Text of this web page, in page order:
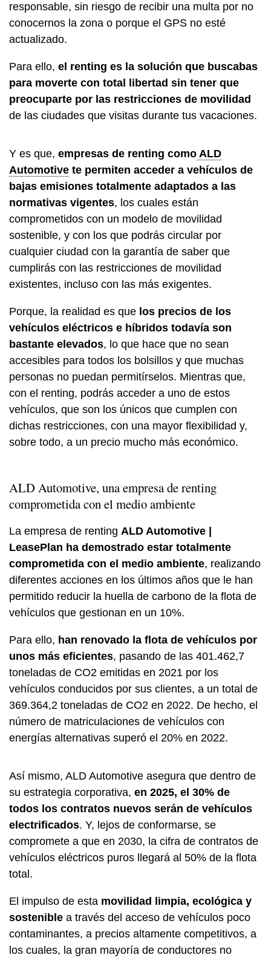
responsable, sin riesgo de recibir una multa por no
conocernos la zona o porque el GPS no esté
actualizado.
Para ello, el renting es la solución que buscabas
para moverte con total libertad sin tener que
preocuparte por las restricciones de movilidad
de las ciudades que visitas durante tus vacaciones.
Y es que, empresas de renting como ALD
Automotive te permiten acceder a vehículos de
bajas emisiones totalmente adaptados a las
normativas vigentes, los cuales están
comprometidos con un modelo de movilidad
sostenible, y con los que podrás circular por
cualquier ciudad con la garantía de saber que
cumplirás con las restricciones de movilidad
existentes, incluso con las más exigentes.
Porque, la realidad es que los precios de los
vehículos eléctricos e híbridos todavía son
bastante elevados, lo que hace que no sean
accesibles para todos los bolsillos y que muchas
personas no puedan permitírselos. Mientras que,
con el renting, podrás acceder a uno de estos
vehículos, que son los únicos que cumplen con
dichas restricciones, con una mayor flexibilidad y,
sobre todo, a un precio mucho más económico.
ALD Automotive, una empresa de renting
comprometida con el medio ambiente
La empresa de renting ALD Automotive |
LeasePlan ha demostrado estar totalmente
comprometida con el medio ambiente, realizando
diferentes acciones en los últimos años que le han
permitido reducir la huella de carbono de la flota de
vehículos que gestionan en un 10%.
Para ello, han renovado la flota de vehículos por
unos más eficientes, pasando de las 401.462,7
toneladas de CO2 emitidas en 2021 por los
vehículos conducidos por sus clientes, a un total de
369.364,2 toneladas de CO2 en 2022. De hecho, el
número de matriculaciones de vehículos con
energías alternativas superó el 20% en 2022.
Así mismo, ALD Automotive asegura que dentro de
su estrategia corporativa, en 2025, el 30% de
todos los contratos nuevos serán de vehículos
electrificados. Y, lejos de conformarse, se
compromete a que en 2030, la cifra de contratos de
vehículos eléctricos puros llegará al 50% de la flota
total.
El impulso de esta movilidad limpia, ecológica y
sostenible a través del acceso de vehículos poco
contaminantes, a precios altamente competitivos, a
los cuales, la gran mayoría de conductores no